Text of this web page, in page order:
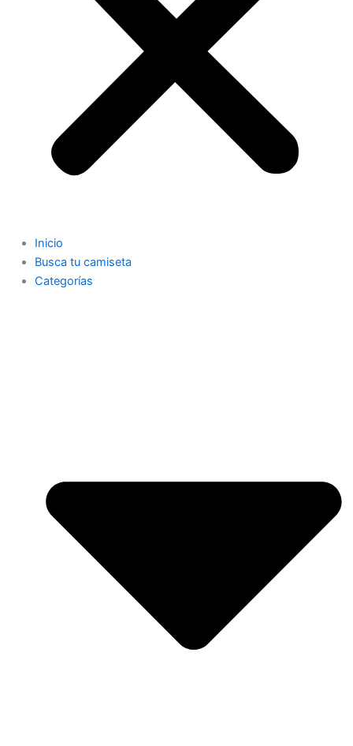
Inicio
Busca tu camiseta
Categorías